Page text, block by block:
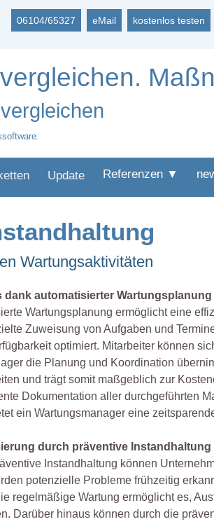
06104/65327 eMail kostenlos testen
Update Referenzen ▼
Wartungsaktivitäten
dank automatisierter Wartungsplanung
Wartungsplanung ermöglicht eine
Zuweisung von Aufgaben und
optimiert. Mitarbeiter können
die Planung und Koordination
und trägt somit maßgeblich zur
Dokumentation aller durchgeführten
ein Wartungsmanager eine
durch präventive Instandhaltung
Instandhaltung können
potenzielle Probleme frühzeitig
regelmäßige Wartung ermöglicht es,
Darüber hinaus können durch die